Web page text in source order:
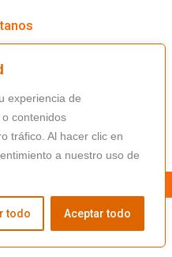
experiencia de
contenidos
tráfico. Al hacer clic en
a nuestro uso de
todo Aceptar todo
redes sociales